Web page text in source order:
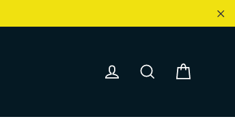
Ingresar Buscar